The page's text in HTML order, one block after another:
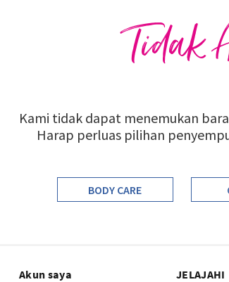
Tidak
Kami tidak dapat menemukan
Harap perluas pilihan
BODY CARE
Akun saya
JELAJAHI